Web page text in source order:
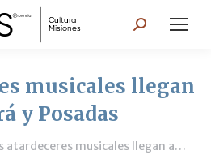
Search:
musicales llegan
y Posadas
atardeceres musicales llegan a…